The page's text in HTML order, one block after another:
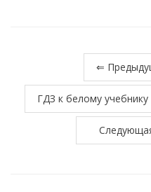
⇐
ГДЗ к белому учебнику